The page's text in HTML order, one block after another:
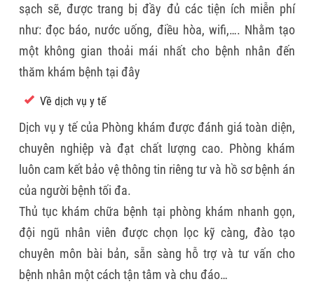
sạch sẽ, được trang bị đầy đủ các tiện ích miễn phí
như: đọc báo, nước uống, điều hòa, wifi,…. Nhằm tạo
một không gian thoải mái nhất cho bệnh nhân đến
thăm khám bệnh tại đây
Về dịch vụ y tế
Dịch vụ y tế của Phòng khám được đánh giá toàn diện,
chuyên nghiệp và đạt chất lượng cao. Phòng khám
luôn cam kết bảo vệ thông tin riêng tư và hồ sơ bệnh án
của người bệnh tối đa.
Thủ tục khám chữa bệnh tại phòng khám nhanh gọn,
đội ngũ nhân viên được chọn lọc kỹ càng, đào tạo
chuyên môn bài bản, sẵn sàng hỗ trợ và tư vấn cho
bệnh nhân một cách tận tâm và chu đáo…